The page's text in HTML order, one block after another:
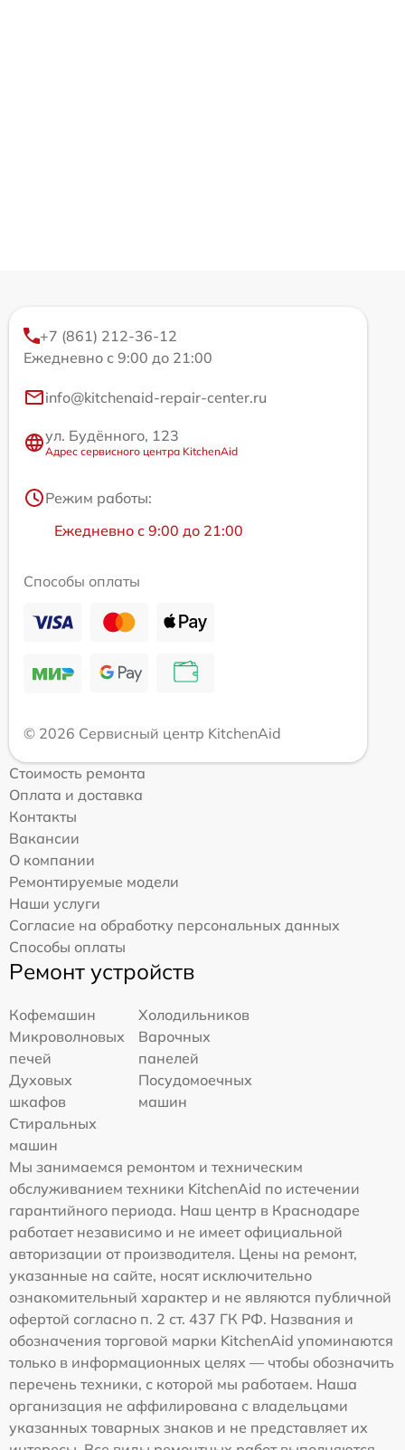
+7 (861) 212-36-12
Ежедневно с 9:00 до 21:00
info@kitchenaid-repair-center.ru
ул. Будённого, 123
Адрес сервисного центра KitchenAid
Режим работы:
Ежедневно с 9:00 до 21:00
Способы оплаты
© 2026 Сервисный центр KitchenAid
Стоимость ремонта
Оплата и доставка
Контакты
Вакансии
О компании
Ремонтируемые модели
Наши услуги
Согласие на обработку персональных данных
Способы оплаты
Ремонт устройств
Кофемашин
Холодильников
Микроволновых
печей
Варочных
панелей
Духовых
шкафов
Посудомоечных
машин
Стиральных
машин
Мы занимаемся ремонтом и техническим
обслуживанием техники KitchenAid по истечении
гарантийного периода. Наш центр в Краснодаре
работает независимо и не имеет официальной
авторизации от производителя. Цены на ремонт,
указанные на сайте, носят исключительно
ознакомительный характер и не являются публичной
офертой согласно п. 2 ст. 437 ГК РФ. Названия и
обозначения торговой марки KitchenAid упоминаются
только в информационных целях — чтобы обозначить
перечень техники, с которой мы работаем. Наша
организация не аффилирована с владельцами
указанных товарных знаков и не представляет их